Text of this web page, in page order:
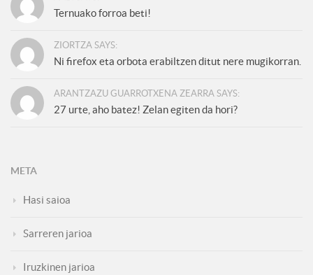
Ternuako forroa beti!
ZIORTZA SAYS:
Ni firefox eta orbota erabiltzen ditut nere mugikorran.
ARANTZAZU GUARROTXENA ZEARRA SAYS:
27 urte, aho batez! Zelan egiten da hori?
META
Hasi saioa
Sarreren jarioa
Iruzkinen jarioa